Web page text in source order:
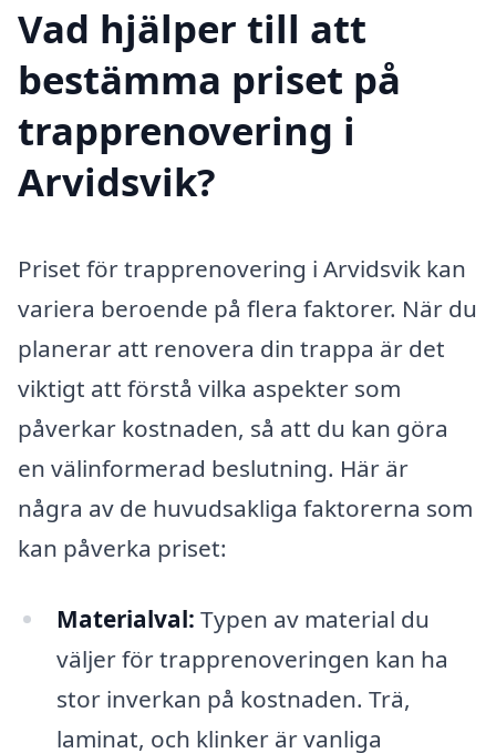
Vad hjälper till att
bestämma priset på
trapprenovering i
Arvidsvik?
Priset för trapprenovering i Arvidsvik kan
variera beroende på flera faktorer. När du
planerar att renovera din trappa är det
viktigt att förstå vilka aspekter som
påverkar kostnaden, så att du kan göra
en välinformerad beslutning. Här är
några av de huvudsakliga faktorerna som
kan påverka priset:
Materialval: Typen av material du
väljer för trapprenoveringen kan ha
stor inverkan på kostnaden. Trä,
laminat, och klinker är vanliga